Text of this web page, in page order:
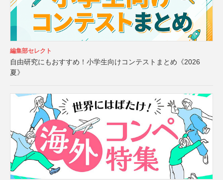
編集部セレクト
自由研究にもおすすめ！小学生向けコンテストまとめ《2026
夏》